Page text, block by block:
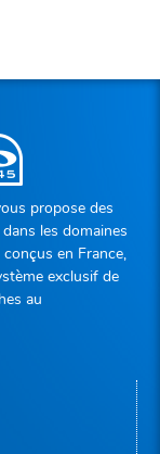
propose des
les domaines
en France,
exclusif de
au